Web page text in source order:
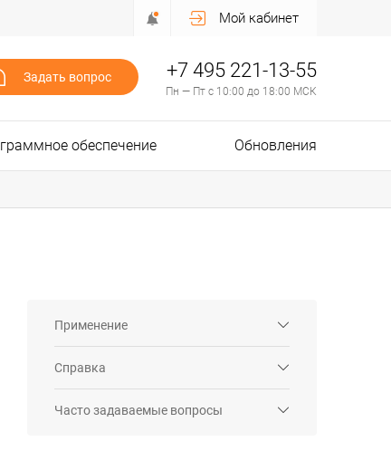
Мой кабинет
Задать вопрос +7 495 221-13-55
Пн — Пт с 10:00 до 18:00 МСК
обеспечение Обновления
Применение
Справка
Часто задаваемые вопросы